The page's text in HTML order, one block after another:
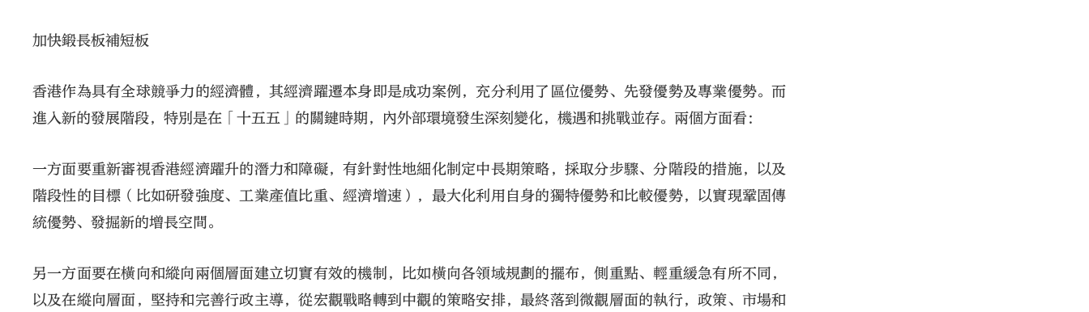
加快鍛長板補短板
香港作為具有全球競爭力的經濟體，其經濟躍遷本身即是成功案例，充分利用了區位優勢、先發優勢及專業優勢。而
進入新的發展階段，特別是在「十五五」的關鍵時期，內外部環境發生深刻變化，機遇和挑戰並存。兩個方面看：
一方面要重新審視香港經濟躍升的潛力和障礙，有針對性地細化制定中長期策略，採取分步驟、分階段的措施，以及
階段性的目標（比如研發強度、工業產值比重、經濟增速），最大化利用自身的獨特優勢和比較優勢，以實現鞏固傳
統優勢、發掘新的增長空間。
另一方面要在橫向和縱向兩個層面建立切實有效的機制，比如橫向各領域規劃的擺布，側重點、輕重緩急有所不同，
以及在縱向層面，堅持和完善行政主導，從宏觀戰略轉到中觀的策略安排，最終落到微觀層面的執行，政策、市場和